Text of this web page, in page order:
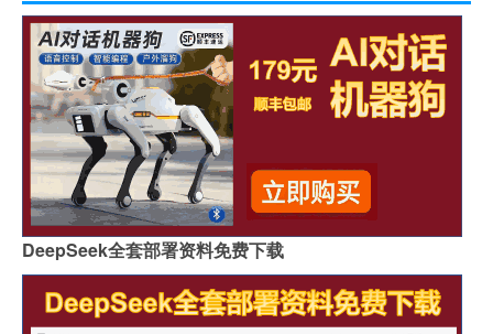
DeepSeek全套部署资料免费下载